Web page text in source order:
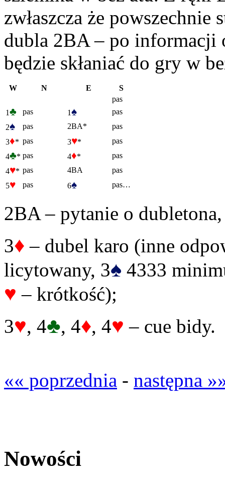
zwłaszcza że powszechnie
dubla 2BA – po informacji
będzie skłaniać do gry w
W N E
S
pas
1♣ pas 1♠
pas
2♠ pas 2BA*
pas
3♦* pas 3♥*
pas
4♣* pas 4♦*
pas
4♥* pas 4BA
pas
5♥ pas 6♠ pas…
2BA – pytanie o
3♦ – dubel karo (inne
licytowany, 3♠ 4333
♥ – krótkość);
3♥, 4♣, 4♦, 4♥ – cue bidy.
«« poprzednia - następna
Nowości